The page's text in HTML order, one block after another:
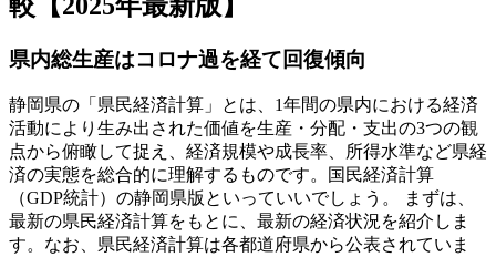
県内総生産はコロナ過を経て回復傾向
静岡県の「県民経済計算」とは、1年間の県内における経済
活動により生み出された価値を生産・分配・支出の3つの観
点から俯瞰して捉え、経済規模や成長率、所得水準など県経
済の実態を総合的に理解するものです。国民経済計算
（GDP統計）の静岡県版といっていいでしょう。 まずは、
最新の県民経済計算をもとに、最新の経済状況を紹介しま
す。なお、県民経済計算は各都道府県から公表されていま